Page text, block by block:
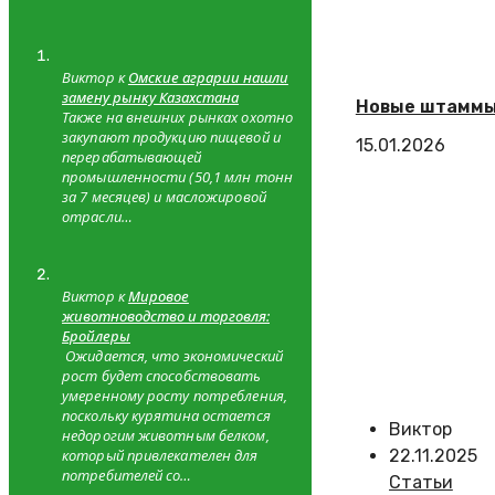
Новые
15.01.2026
Виктор
22.11.2025
Статьи
Виктор кОмские аграрии нашли
замену рынку Казахстана
Также на внешних рынках охотно
закупают продукцию пищевой и
перерабатывающей
промышленности (50,1 млн тонн
за 7 месяцев) и масложировой
отрасли…
Виктор кМировое
животноводство и торговля:
Бройлеры
Ожидается, что экономический
рост будет способствовать
умеренному росту потребления,
поскольку курятина остается
недорогим животным белком,
который привлекателен для
потребителей со…